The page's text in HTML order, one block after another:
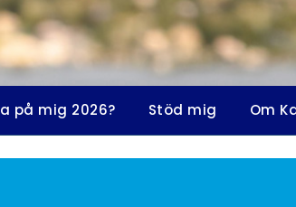
på mig 2026? Stöd mig Om